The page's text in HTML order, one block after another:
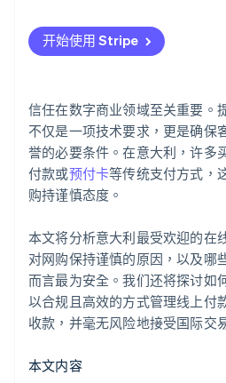
预付卡
货到付款
开始使用 Stripe
信任在数字商业领域至关重要。
不仅是一项技术要求，更是确保
誉的必要条件。在意大利，许多
付款或预付卡等传统支付方式，
购持谨慎态度。
本文将分析意大利最受欢迎的在
对网购保持谨慎的原因，以及哪
而言最为安全。我们还将探讨如
以合规且高效的方式管理线上付
收款，并毫无风险地接受国际交
本文内容